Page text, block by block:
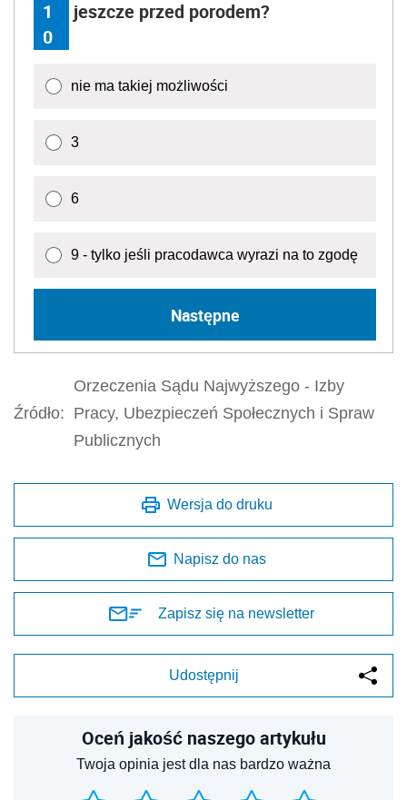
1
0
jeszcze przed porodem?
nie ma takiej możliwości
3
6
9 - tylko jeśli pracodawca wyrazi na to zgodę
Następne
Źródło:
Orzeczenia Sądu Najwyższego - Izby
Pracy, Ubezpieczeń Społecznych i Spraw
Publicznych
Wersja do druku
Napisz do nas
Zapisz się na newsletter
Udostępnij
Oceń jakość naszego artykułu
Twoja opinia jest dla nas bardzo ważna